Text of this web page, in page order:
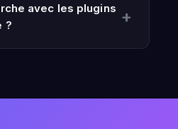
avec les plugins
?